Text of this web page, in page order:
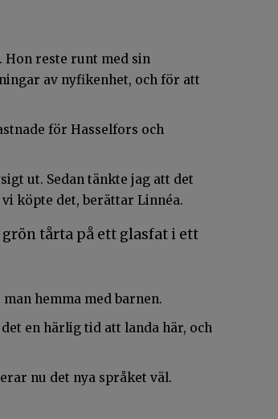
reste runt med sin
av nyfikenhet, och för att
för Hasselfors och
ut. Sedan tänkte jag att det
köpte det, berättar Linnéa.
hemma med barnen.
en härlig tid att landa här, och
nu det nya språket väl.